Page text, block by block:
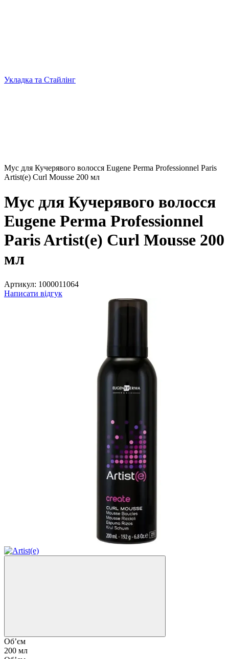
Укладка та Стайлінг
Мус для Кучерявого волосся Eugene Рerma Professionnel Paris
Artist(e) Curl Mousse 200 мл
Мус для Кучерявого волосся
Eugene Рerma Professionnel
Paris Artist(e) Curl Mousse 200
мл
Артикул: 1000011064
Написати відгук
Об’єм
200 мл